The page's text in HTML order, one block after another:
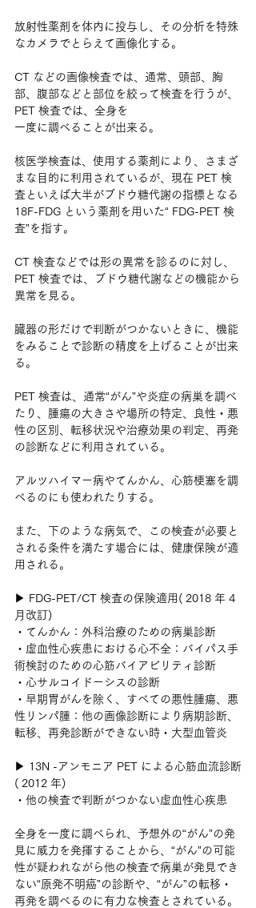
放射性薬剤を体内に投与し、その分析を特殊
なカメラでとらえて画像化する。
CT などの画像検査では、通常、頭部、胸
部、腹部などと部位を絞って検査を行うが、
PET 検査では、全身を
一度に調べることが出来る。
核医学検査は、使用する薬剤により、さまざ
まな目的に利用されているが、現在 PET 検
査といえば大半がブドウ糖代謝の指標となる
18F-FDG という薬剤を用いた“ FDG-PET 検
査”を指す。
CT 検査などでは形の異常を診るのに対し、
PET 検査では、ブドウ糖代謝などの機能から
異常を見る。
臓器の形だけで判断がつかないときに、機能
をみることで診断の精度を上げることが出来
る。
PET 検査は、通常“がん”や炎症の病巣を調べ
たり、腫瘍の大きさや場所の特定、良性・悪
性の区別、転移状況や治療効果の判定、再発
の診断などに利用されている。
アルツハイマー病やてんかん、心筋梗塞を調
べるのにも使われたりする。
また、下のような病気で、この検査が必要と
される条件を満たす場合には、健康保険が適
用される。
▶ FDG-PET/CT 検査の保険適用( 2018 年 4
月改訂)
・てんかん：外科治療のための病巣診断
・虚血性心疾患における心不全：バイパス手
術検討のための心筋バイアビリティ診断
・心サルコイドーシスの診断
・早期胃がんを除く、すべての悪性腫瘍、悪
性リンパ腫：他の画像診断により病期診断、
転移、再発診断ができない時・大型血管炎
▶ 13N -アンモニア PET による心筋血流診断
( 2012 年)
・他の検査で判断がつかない虚血性心疾患
全身を一度に調べられ、予想外の“がん”の発
見に威力を発揮することから、“がん”の可能
性が疑われながら他の検査で病巣が発見でき
ない“原発不明癌”の診断や、“がん”の転移・
再発を調べるのに有力な検査とされている。